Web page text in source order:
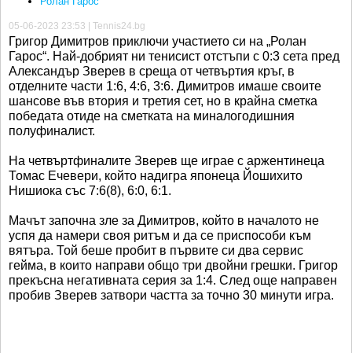
05-06-2023 23:53 | Tennis24.bg
Григор Димитров приключи участието си на „Ролан
Гарос“. Най-добрият ни тенисист отстъпи с 0:3 сета пред
Александър Зверев в среща от четвъртия кръг, в
отделните части 1:6, 4:6, 3:6. Димитров имаше своите
шансове във втория и третия сет, но в крайна сметка
победата отиде на сметката на миналогодишния
полуфиналист.
На четвъртфиналите Зверев ще играе с аржентинеца
Томас Ечевери, който надигра японеца Йошихито
Нишиока със 7:6(8), 6:0, 6:1.
Мачът започна зле за Димитров, който в началото не
успя да намери своя ритъм и да се приспособи към
вятъра. Той беше пробит в първите си два сервис
гейма, в които направи общо три двойни грешки. Григор
прекъсна негативната серия за 1:4. След още направен
пробив Зверев затвори частта за точно 30 минути игра.